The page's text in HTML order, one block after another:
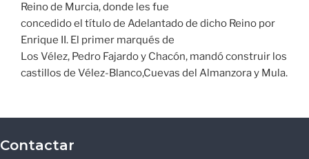
Reino de Murcia, donde les fue
concedido el título de Adelantado de dicho Reino por
Enrique II. El primer marqués de
Los Vélez, Pedro Fajardo y Chacón, mandó construir los
castillos de Vélez-Blanco,Cuevas del Almanzora y Mula.
Contactar